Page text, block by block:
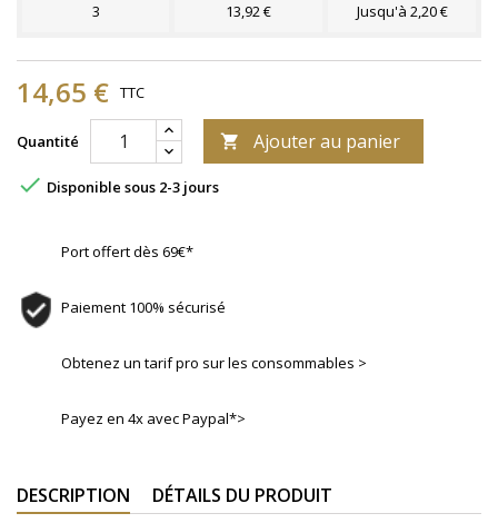
3 13,92 € Jusqu'à 2,20 €
14,65 € TTC
Quantité  Ajouter au panier
 Disponible sous 2-3 jours
Port offert dès 69€*
Paiement 100% sécurisé
Obtenez un tarif pro sur les consommables >
Payez en 4x avec Paypal*>
DESCRIPTION DÉTAILS DU PRODUIT